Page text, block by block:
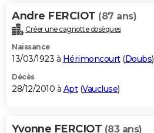
Andre FERCIOT (87 ans)
Créer une cagnotte obsèques
Naissance
13/03/1923 à Hérimoncourt(Doubs)
Décès
28/12/2010 à Apt(Vaucluse)
Yvonne FERCIOT (83 ans)